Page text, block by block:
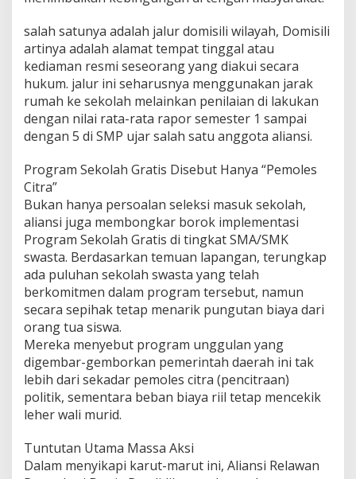
salah satunya adalah jalur domisili wilayah, Domisili
artinya adalah alamat tempat tinggal atau
kediaman resmi seseorang yang diakui secara
hukum. jalur ini seharusnya menggunakan jarak
rumah ke sekolah melainkan penilaian di lakukan
dengan nilai rata-rata rapor semester 1 sampai
dengan 5 di SMP ujar salah satu anggota aliansi.
Program Sekolah Gratis Disebut Hanya “Pemoles
Citra”
Bukan hanya persoalan seleksi masuk sekolah,
aliansi juga membongkar borok implementasi
Program Sekolah Gratis di tingkat SMA/SMK
swasta. Berdasarkan temuan lapangan, terungkap
ada puluhan sekolah swasta yang telah
berkomitmen dalam program tersebut, namun
secara sepihak tetap menarik pungutan biaya dari
orang tua siswa.
Mereka menyebut program unggulan yang
digembar-gemborkan pemerintah daerah ini tak
lebih dari sekadar pemoles citra (pencitraan)
politik, sementara beban biaya riil tetap mencekik
leher wali murid.
Tuntutan Utama Massa Aksi
Dalam menyikapi karut-marut ini, Aliansi Relawan